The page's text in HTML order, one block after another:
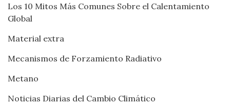
Los 10 Mitos Más Comunes Sobre el Calentamiento
Global
Material extra
Mecanismos de Forzamiento Radiativo
Metano
Noticias Diarias del Cambio Climático